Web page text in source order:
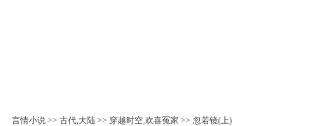
言情小说 >> 古代,大陆 >> 穿越时空,欢喜冤家 >> 忽若镜(上)